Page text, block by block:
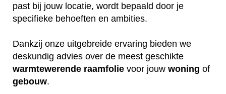
past bij jouw locatie, wordt bepaald door je
specifieke behoeften en ambities.
Dankzij onze uitgebreide ervaring bieden we
deskundig advies over de meest geschikte
warmtewerende raamfolie voor jouw woning of
gebouw.